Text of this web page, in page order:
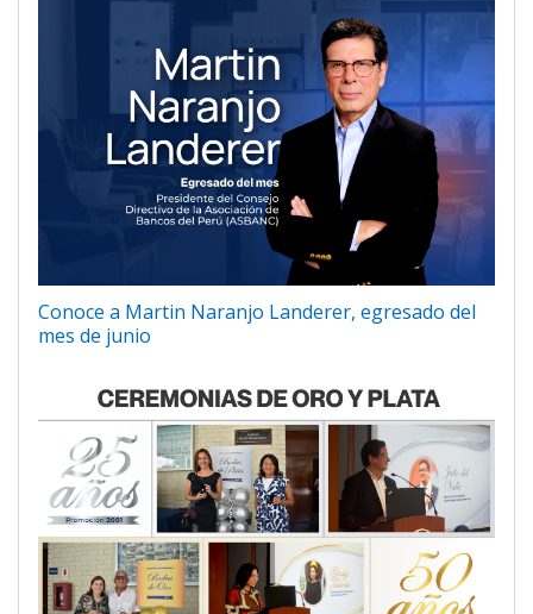
Conoce a Martin Naranjo Landerer, egresado del
mes de junio